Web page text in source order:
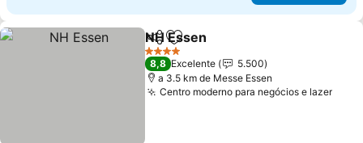
PartilharAdicionar aos favoritos
NH Essen
4 Estrelas
8,8 Excelente
5.500
a 3.5 km de Messe Essen
Centro moderno para negócios e lazerVer